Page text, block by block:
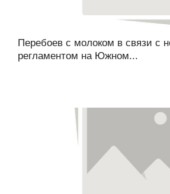
Перебоев с молоком в связи с
регламентом на Южном...